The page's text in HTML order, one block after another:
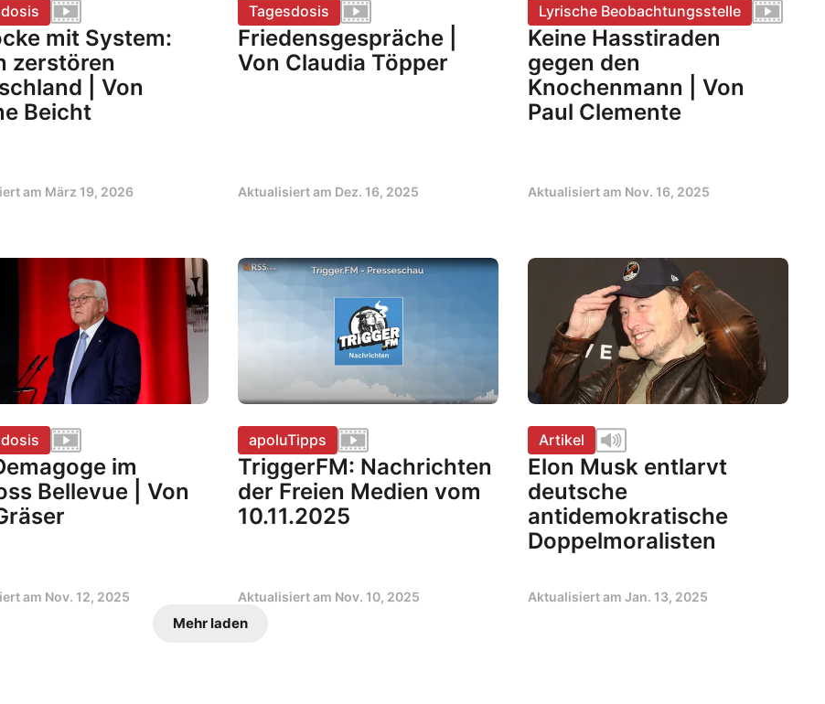
mit System:
zerstören
| Von
Beicht
am März 19, 2026
Tagesdosis
Friedensgespräche |
Von Claudia Töpper
Aktualisiert am Dez. 16, 2025
Lyrische Beobachtungsstelle
Keine Hasstiraden
gegen den
Knochenmann | Von
Paul Clemente
Aktualisiert am Nov. 16, 2025
im
Bellevue | Von
am Nov. 12, 2025
apoluTipps
TriggerFM: Nachrichten
der Freien Medien vom
10.11.2025
Aktualisiert am Nov. 10, 2025
Artikel
Elon Musk entlarvt
deutsche
antidemokratische
Doppelmoralisten
Aktualisiert am Jan. 13, 2025
Mehr laden